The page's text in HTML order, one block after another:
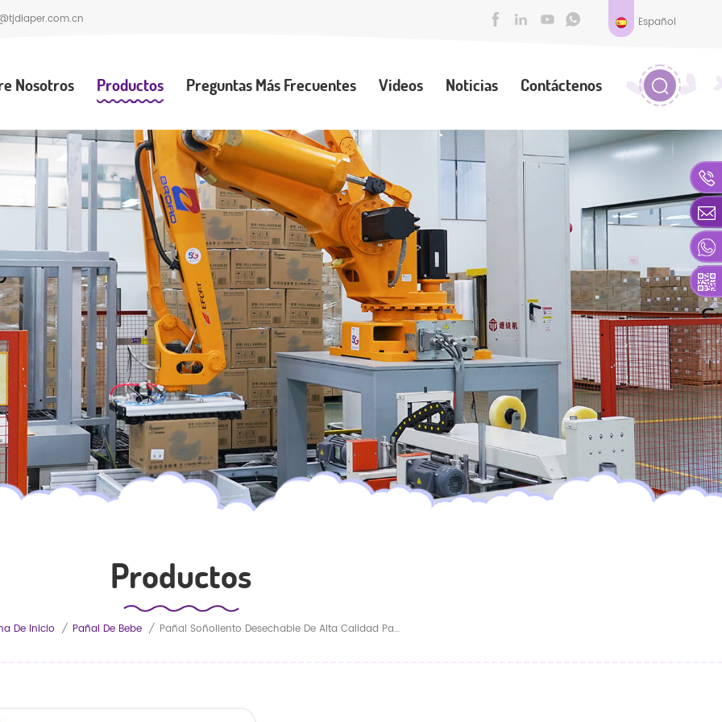
Español
Nosotros Productos Preguntas Más Frecuentes Videos Noticias Contáctenos
Productos
De Inicio / Pañal De Bebe / Pañal Soñoliento Desechable De Alta Calidad Para Bebés